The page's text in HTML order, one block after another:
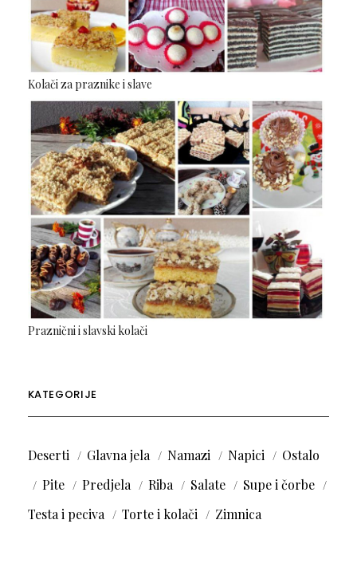
Kolači za praznike i slave
Praznični i slavski kolači
KATEGORIJE
Deserti Glavna jela Namazi Napici
Ostalo
Pite
Predjela Riba Salate
Supe i čorbe
Testa i peciva
Torte i kolači Zimnica